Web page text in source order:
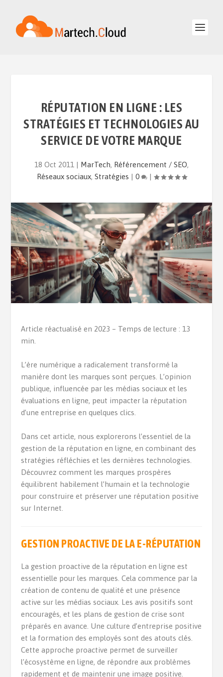
RÉPUTATION EN LIGNE : LES
STRATÉGIES ET TECHNOLOGIES AU
SERVICE DE VOTRE MARQUE
18 Oct 2011 | MarTech, Référencement / SEO,
Réseaux sociaux, Stratégies | 0 |
Article réactualisé en 2023 – Temps de lecture : 13
min.
L’ère numérique a radicalement transformé la
manière dont les marques sont perçues. L’opinion
publique, influencée par les médias sociaux et les
évaluations en ligne, peut impacter la réputation
d’une entreprise en quelques clics.
Dans cet article, nous explorerons l’essentiel de la
gestion de la réputation en ligne, en combinant des
stratégies réfléchies et les dernières technologies.
Découvrez comment les marques prospères
équilibrent habilement l’humain et la technologie
pour construire et préserver une réputation positive
sur Internet.
GESTION PROACTIVE DE LA E-RÉPUTATION
La gestion proactive de la réputation en ligne est
essentielle pour les marques. Cela commence par la
création de contenu de qualité et une présence
active sur les médias sociaux. Les avis positifs sont
encouragés, et les plans de gestion de crise sont
préparés en avance. Une culture d’entreprise positive
et la formation des employés sont des atouts clés.
Cette approche proactive permet de surveiller
l’écosystème en ligne, de répondre aux problèmes
rapidement et de maintenir une image positive.